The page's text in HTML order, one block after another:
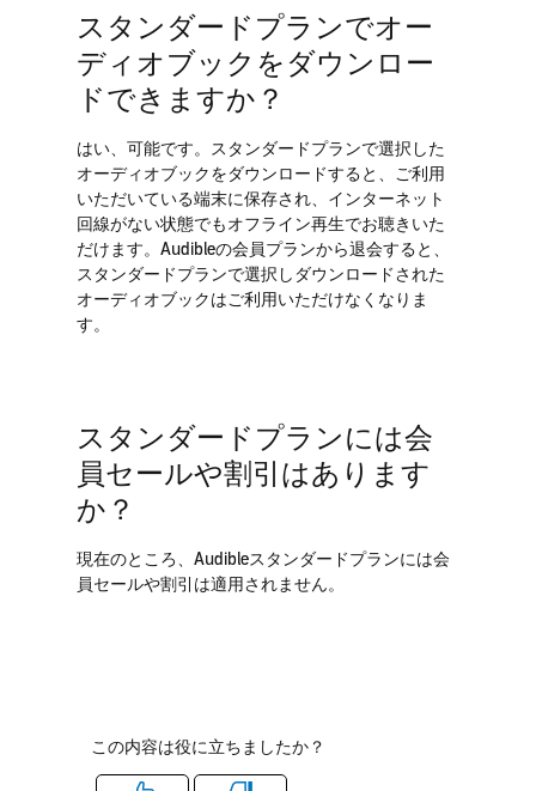
スタンダードプランでオー
ディオブックをダウンロー
ドできますか？
はい、可能です。スタンダードプランで選択した
オーディオブックをダウンロードすると、ご利用
いただいている端末に保存され、インターネット
回線がない状態でもオフライン再生でお聴きいた
だけます。Audibleの会員プランから退会すると、
スタンダードプランで選択しダウンロードされた
オーディオブックはご利用いただけなくなりま
す。
スタンダードプランには会
員セールや割引はあります
か？
現在のところ、Audibleスタンダードプランには会
員セールや割引は適用されません。
この内容は役に立ちましたか？